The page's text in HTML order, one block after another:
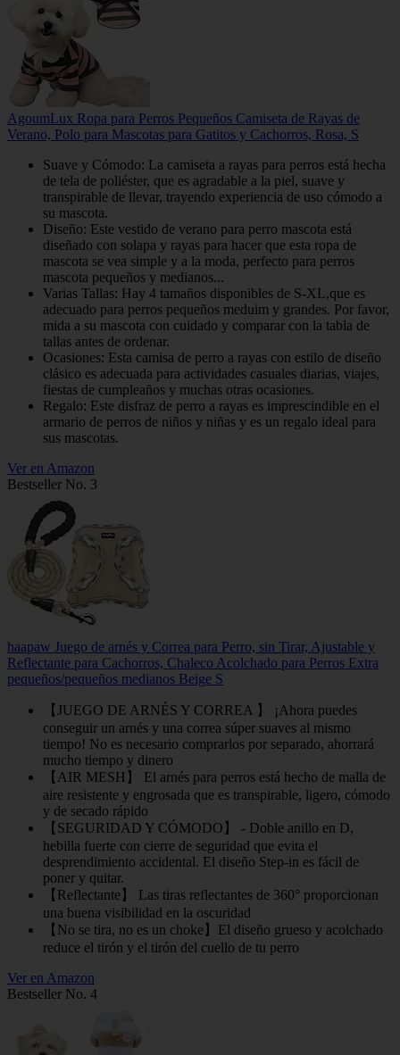
AgoumLux Ropa para Perros Pequeños Camiseta de Rayas de
Verano, Polo para Mascotas para Gatitos y Cachorros, Rosa, S
Suave y Cómodo: La camiseta a rayas para perros está hecha
de tela de poliéster, que es agradable a la piel, suave y
transpirable de llevar, trayendo experiencia de uso cómodo a
su mascota.
Diseño: Este vestido de verano para perro mascota está
diseñado con solapa y rayas para hacer que esta ropa de
mascota se vea simple y a la moda, perfecto para perros
mascota pequeños y medianos...
Varias Tallas: Hay 4 tamaños disponibles de S-XL,que es
adecuado para perros pequeños meduim y grandes. Por favor,
mida a su mascota con cuidado y comparar con la tabla de
tallas antes de ordenar.
Ocasiones: Esta camisa de perro a rayas con estilo de diseño
clásico es adecuada para actividades casuales diarias, viajes,
fiestas de cumpleaños y muchas otras ocasiones.
Regalo: Este disfraz de perro a rayas es imprescindible en el
armario de perros de niños y niñas y es un regalo ideal para
sus mascotas.
Ver en Amazon
Bestseller No. 3
haapaw Juego de arnés y Correa para Perro, sin Tirar, Ajustable y
Reflectante para Cachorros, Chaleco Acolchado para Perros Extra
pequeños/pequeños medianos Beige S
【JUEGO DE ARNÉS Y CORREA 】 ¡Ahora puedes
conseguir un arnés y una correa súper suaves al mismo
tiempo! No es necesario comprarlos por separado, ahorrará
mucho tiempo y dinero
【AIR MESH】 El arnés para perros está hecho de malla de
aire resistente y engrosada que es transpirable, ligero, cómodo
y de secado rápido
【SEGURIDAD Y CÓMODO】 - Doble anillo en D,
hebilla fuerte con cierre de seguridad que evita el
desprendimiento accidental. El diseño Step-in es fácil de
poner y quitar.
【Reflectante】 Las tiras reflectantes de 360° proporcionan
una buena visibilidad en la oscuridad
【No se tira, no es un choke】El diseño grueso y acolchado
reduce el tirón y el tirón del cuello de tu perro
Ver en Amazon
Bestseller No. 4